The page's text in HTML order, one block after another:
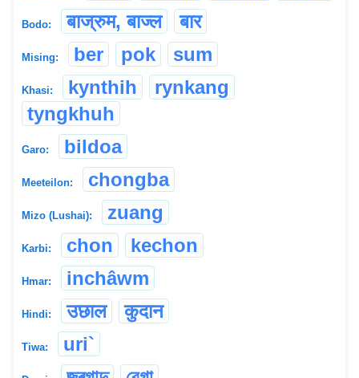
Bodo: बाज्रुम, बाज्ल बार
Mising: ber pok sum
Khasi: kynthih
rynkang
tyngkhuh
Garo: bildoa
Meeteilon: chongba
Mizo (Lushai): zuang
Karbi: chon kechon
Hmar: inchâwm
Hindi: उछाल कुदान
Tiwa: uri`